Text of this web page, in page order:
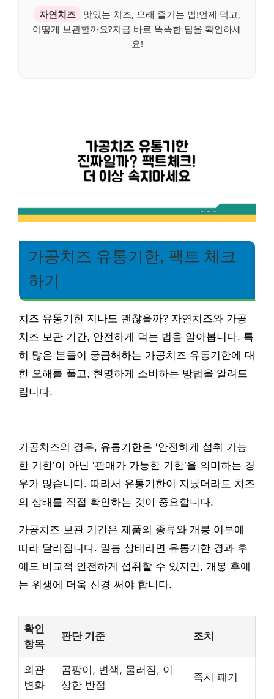
자연치즈
맛있는 치즈, 오래 즐기는 법!언제 먹고,
어떻게 보관할까요?지금 바로 똑똑한 팁을 확인하세
요!
가공치즈 유통기한, 팩트 체크
하기
치즈 유통기한 지나도 괜찮을까? 자연치즈와 가공
치즈 보관 기간, 안전하게 먹는 법을 알아봅니다. 특
히 많은 분들이 궁금해하는 가공치즈 유통기한에 대
한 오해를 풀고, 현명하게 소비하는 방법을 알려드
립니다.
가공치즈의 경우, 유통기한은 ‘안전하게 섭취 가능
한 기한’이 아닌 ‘판매가 가능한 기한’을 의미하는 경
우가 많습니다. 따라서 유통기한이 지났더라도 치즈
의 상태를 직접 확인하는 것이 중요합니다.
가공치즈 보관 기간은 제품의 종류와 개봉 여부에
따라 달라집니다. 밀봉 상태라면 유통기한 경과 후
에도 비교적 안전하게 섭취할 수 있지만, 개봉 후에
는 위생에 더욱 신경 써야 합니다.
확인
항목
판단 기준 조치
외관
변화
곰팡이, 변색, 물러짐, 이
상한 반점
즉시 폐기